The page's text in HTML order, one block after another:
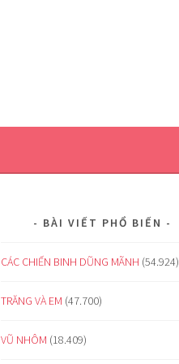
BÀI VIẾT PHỔ BIẾN
CÁC CHIẾN BINH DŨNG MÃNH (54.924)
TRĂNG VÀ EM (47.700)
VŨ NHÔM (18.409)